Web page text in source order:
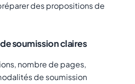
des propositions de
soumission claires
nombre de pages,
de soumission